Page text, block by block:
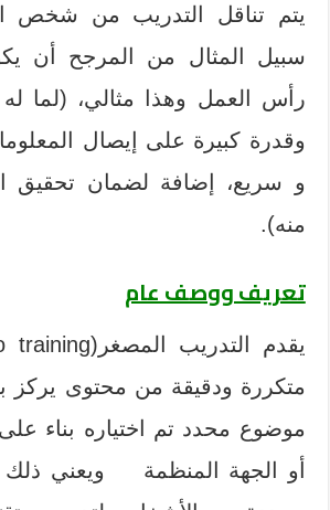
يتم تناقل التدريب من شخص
سبيل المثال من المرجح أن
رأس العمل وهذا مثالي، (لما
وقدرة كبيرة على إيصال
و سريع، إضافة لضمان تحقيق
منه).
تعريف ووصف عام
متكررة ودقيقة من محتوى يركز
موضوع محدد تم اختياره بناء
أو الجهة المنظمة ويعني ذلك